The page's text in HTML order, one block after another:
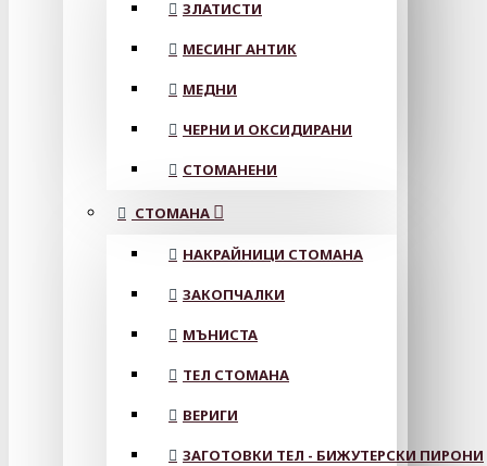
ЗЛАТИСТИ
МЕСИНГ АНТИК
МЕДНИ
ЧЕРНИ И ОКСИДИРАНИ
СТОМАНЕНИ
СТОМАНА
НАКРАЙНИЦИ СТОМАНА
ЗАКОПЧАЛКИ
МЪНИСТА
ТЕЛ СТОМАНА
ВЕРИГИ
ЗАГОТОВКИ ТЕЛ - БИЖУТЕРСКИ ПИРОНИ